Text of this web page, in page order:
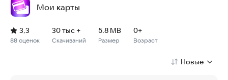
Мои карты
Рейтинг: 3,3, 88 оценок
Скачиваний: 30 тыс +
Размер файла: 5.8 MB
Возрастное ограничение: 5.8 MB
88 оценок
3,3
Скачиваний
30 тыс +
Размер
5.8 MB
Возраст
0+
Новые